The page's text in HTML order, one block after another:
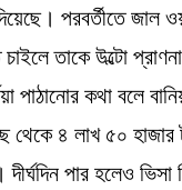
পরবর্তীতে জাল
তাকে উল্টো
পাঠানোর কথা বলে
থেকে ৪ লাখ ৫০ হাজার
পার হলেও ভিসা